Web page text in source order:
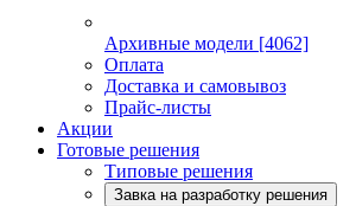
Архивные модели [4062]
Оплата
Доставка и самовывоз
Прайс-листы
Акции
Готовые решения
Типовые решения
Завка на разработку решения